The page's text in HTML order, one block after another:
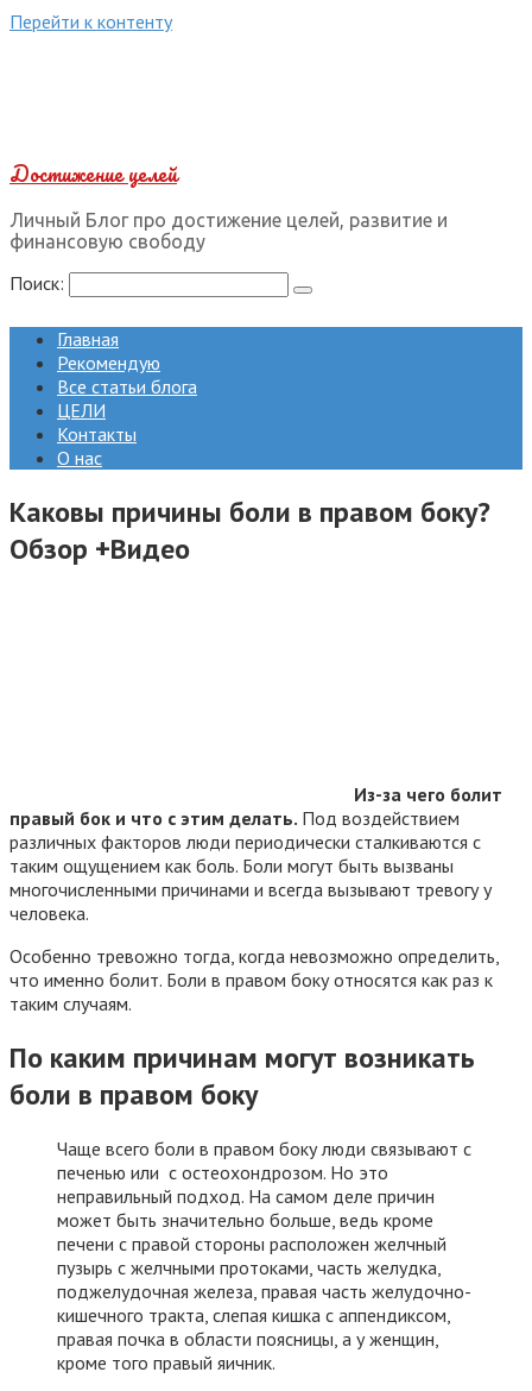
Перейти к контенту
Достижение целей
Личный Блог про достижение целей, развитие и
финансовую свободу
Поиск:
Главная
Рекомендую
Все статьи блога
ЦЕЛИ
Контакты
О нас
Каковы причины боли в правом боку?
Обзор +Видео
Из-за чего болит
правый бок и что с этим делать. Под воздействием
различных факторов люди периодически сталкиваются с
таким ощущением как боль. Боли могут быть вызваны
многочисленными причинами и всегда вызывают тревогу у
человека.
Особенно тревожно тогда, когда невозможно определить,
что именно болит. Боли в правом боку относятся как раз к
таким случаям.
По каким причинам могут возникать
боли в правом боку
Чаще всего боли в правом боку люди связывают с
печенью или с остеохондрозом. Но это
неправильный подход. На самом деле причин
может быть значительно больше, ведь кроме
печени с правой стороны расположен желчный
пузырь с желчными протоками, часть желудка,
поджелудочная железа, правая часть желудочно-
кишечного тракта, слепая кишка с аппендиксом,
правая почка в области поясницы, а у женщин,
кроме того правый яичник.